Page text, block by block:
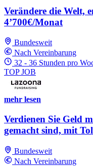
Verändere die Welt,
4’700€/Monat
Bundesweit
Nach Vereinbarung
32 - 36 Stunden pro
TOP JOB
mehr lesen
Verdienen Sie Geld
gemacht sind, mit
Bundesweit
Nach Vereinbarung